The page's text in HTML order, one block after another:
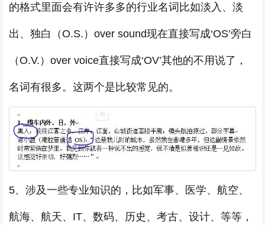
的格式里面会有许许多多的行业名词比如淡入、淡
出、独白（O.S.）over sound现在直接写成‘OS’旁白
（O.V.）over voice直接写成‘OV’其他的不用说了，
名词有很多。这两个是比较常见的。
5、涉及一些专业知识的，比如军事、医学、航空、
航海、航天、IT、数码、历史、考古、设计、等等，